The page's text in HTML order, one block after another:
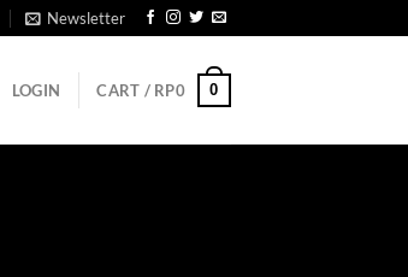
Newsletter
LOGIN CART / RP0 0